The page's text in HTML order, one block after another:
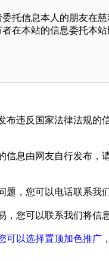
委托信息本人的朋友在
在本站的信息委托本
布违反国家法律法规
信息由网友自行发布
，您可以电话联系我
您可以联系我们将信
以选择置顶加色推广